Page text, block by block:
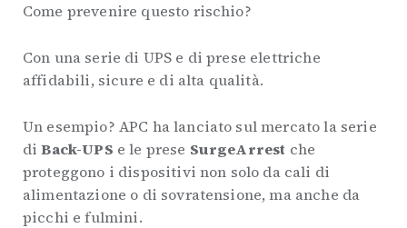
Come prevenire questo rischio?
Con una serie di UPS e di prese elettriche
affidabili, sicure e di alta qualità.
Un esempio? APC ha lanciato sul mercato la serie
diBack-UPS e le prese SurgeArrest che
proteggono i dispositivi non solo da cali di
alimentazione o di sovratensione, ma anche da
picchi e fulmini.